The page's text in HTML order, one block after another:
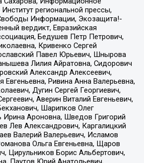
региональной прессы,
Информации, Экозащита!-
вердикт, Евразийская
Бедушев Петр Петрович,
Кривенко Сергей
Павел Юрьевич, Шнырова
Лилия Айратовна, Сидорович
Александр Алексеевич,
Евгеньевна, Ривина Анна Валерьевна,
Дугин Сергей Георгиевич,
Аверин Виталий Евгеньевич,
Шарипков Олег
Ирина Ароновна, Шведов Григорий
Лев Александрович, Каргалицкий
Валерий Валерьевич, Исламов
Ольга Евгеньевна, Щаров
Цирульников Борис Альбертович,